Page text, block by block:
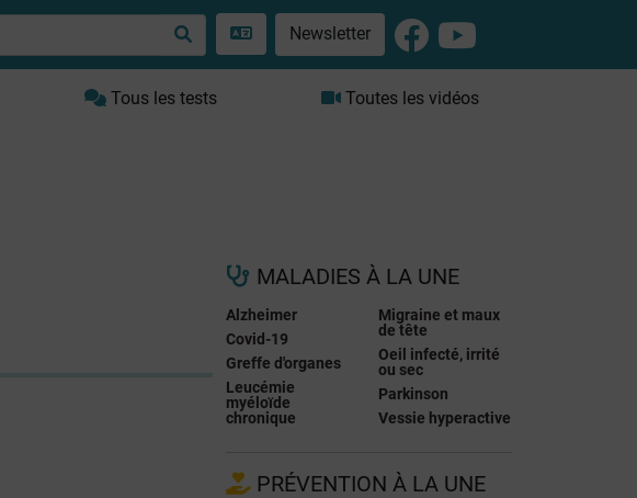
Newsletter
Tous les tests Toutes les vidéos
MALADIES À LA UNE
Alzheimer
Covid-19
Greffe d'organes
Leucémie
myéloïde
chronique
Migraine et maux
de tête
Oeil infecté, irrité
ou sec
Parkinson
Vessie hyperactive
PRÉVENTION À LA UNE